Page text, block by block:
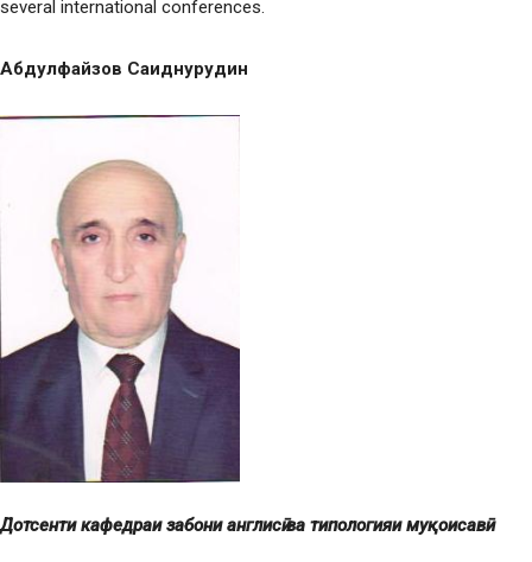
several international conferences.
Абдулфайзов Саиднурудин
Дотсенти кафедраи забони англисӣ ва типологияи муқоисавӣ